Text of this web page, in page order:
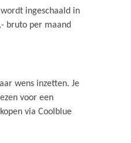
ingeschaald in
bruto per maand
wens inzetten. Je
voor een
via Coolblue